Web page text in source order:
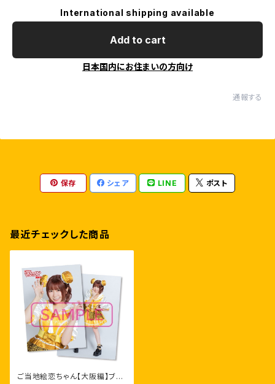
International shipping available
Add to cart
日本国内にお住まいの方向け
通報する
保存 シェア LINE ポスト
最近チェックした商品
ご当地絵恋ちゃん【大阪編】ブロ